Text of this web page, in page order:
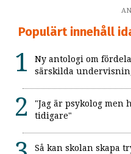
Populärt innehåll
Ny antologi om
särskilda
"Jag är psykolog men
tidigare"
Så kan skolan skapa